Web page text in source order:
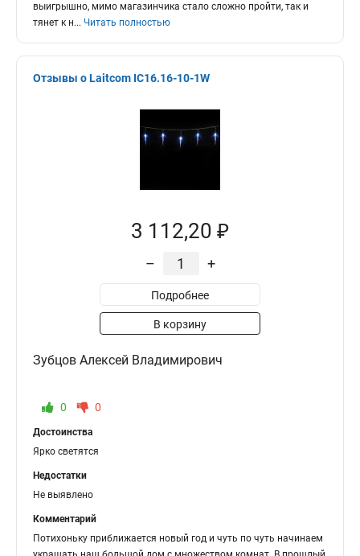
выигрышно, мимо магазинчика стало сложно пройти, так и
тянет к н... Читать полностью
Отзывы о Laitcom IC16.16-10-1W
3 112,20 ₽
– +
Подробнее
В корзину
Зубцов Алексей Владимирович
0 0
Достоинства
Ярко светятся
Недостатки
Не выявлено
Комментарий
Потихоньку приближается новый год и чуть по чуть начинаем